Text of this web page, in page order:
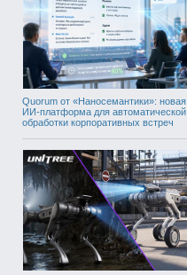
Quorum от «Наносемантики»: новая
ИИ-платформа для автоматической
обработки корпоративных встреч